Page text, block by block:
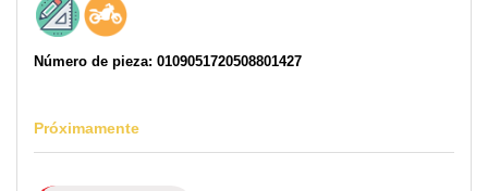
Número de pieza: 0109051720508801427
Próximamente